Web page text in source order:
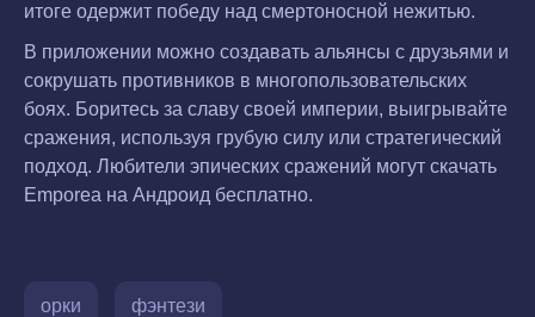
итоге одержит победу над смертоносной нежитью.
В приложении можно создавать альянсы с друзьями и
сокрушать противников в многопользовательских
боях. Боритесь за славу своей империи, выигрывайте
сражения, используя грубую силу или стратегический
подход. Любители эпических сражений могут скачать
Emporea на Андроид бесплатно.
орки фэнтези